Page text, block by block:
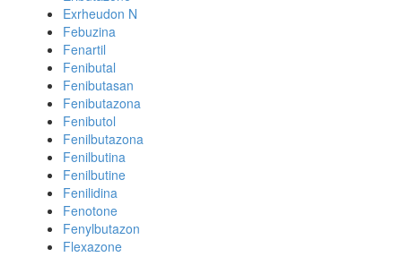
Exrheudon N
Febuzina
Fenartil
Fenibutal
Fenibutasan
Fenibutazona
Fenibutol
Fenilbutazona
Fenilbutina
Fenilbutine
Fenilidina
Fenotone
Fenylbutazon
Flexazone